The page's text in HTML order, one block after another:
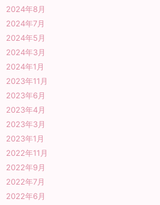
2024年8月
2024年7月
2024年5月
2024年3月
2024年1月
2023年11月
2023年6月
2023年4月
2023年3月
2023年1月
2022年11月
2022年9月
2022年7月
2022年6月